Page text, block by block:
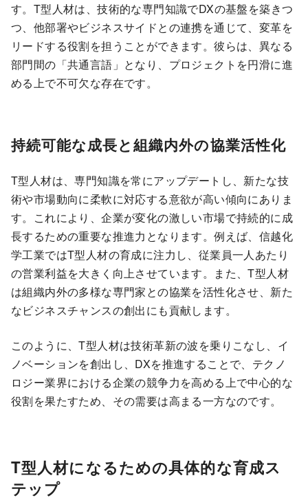
す。T型人材は、技術的な専門知識でDXの基盤を築きつ
つ、他部署やビジネスサイドとの連携を通じて、変革を
リードする役割を担うことができます。彼らは、異なる
部門間の「共通言語」となり、プロジェクトを円滑に進
める上で不可欠な存在です。
持続可能な成長と組織内外の協業活性化
T型人材は、専門知識を常にアップデートし、新たな技
術や市場動向に柔軟に対応する意欲が高い傾向にありま
す。これにより、企業が変化の激しい市場で持続的に成
長するための重要な推進力となります。例えば、信越化
学工業ではT型人材の育成に注力し、従業員一人あたり
の営業利益を大きく向上させています。また、T型人材
は組織内外の多様な専門家との協業を活性化させ、新た
なビジネスチャンスの創出にも貢献します。
このように、T型人材は技術革新の波を乗りこなし、イ
ノベーションを創出し、DXを推進することで、テクノ
ロジー業界における企業の競争力を高める上で中心的な
役割を果たすため、その需要は高まる一方なのです。
T型人材になるための具体的な育成ス
テップ